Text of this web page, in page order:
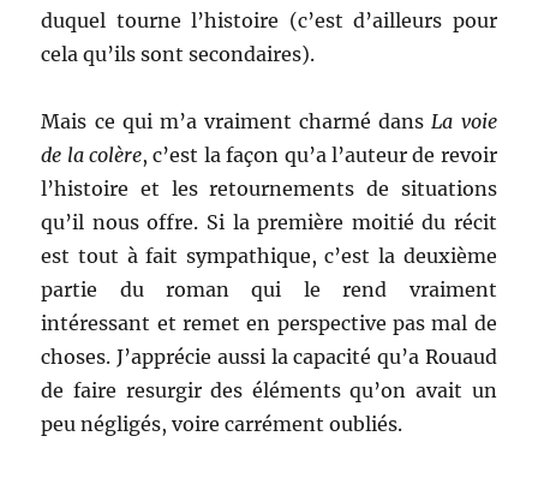
duquel tourne l’histoire (c’est d’ailleurs pour
cela qu’ils sont secondaires).
Mais ce qui m’a vraiment charmé dansLa voie
de la colère, c’est la façon qu’a l’auteur de revoir
l’histoire et les retournements de situations
qu’il nous offre. Si la première moitié du récit
est tout à fait sympathique, c’est la deuxième
partie du roman qui le rend vraiment
intéressant et remet en perspective pas mal de
choses. J’apprécie aussi la capacité qu’a Rouaud
de faire resurgir des éléments qu’on avait un
peu négligés, voire carrément oubliés.